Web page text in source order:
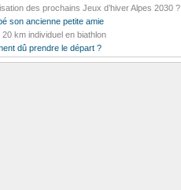
des prochains Jeux d’hiver Alpes 2030 ?
son ancienne petite amie
km individuel en biathlon
dû prendre le départ ?